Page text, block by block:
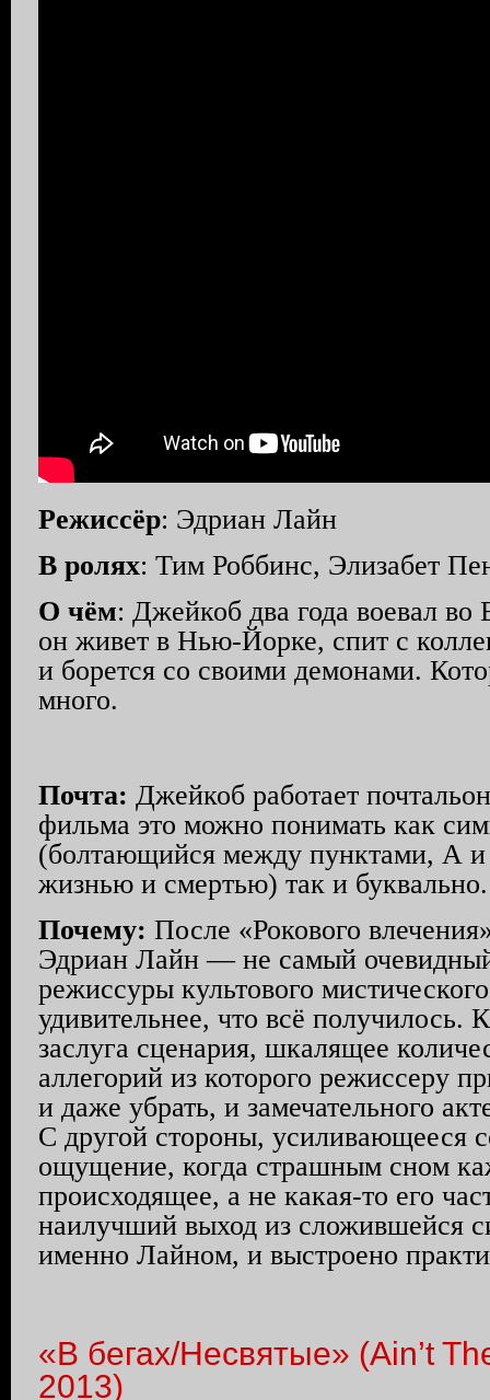
Режиссёр: Эдриан Лайн
В ролях: Тим Роббинс, Элизабет
О чём: Джейкоб два года воевал во
он живет в Нью-Йорке, спит с
и борется со своими демонами.
много.
Почта: Джейкоб работает
фильма это можно понимать как
(болтающийся между пунктами, А
жизнью и смертью) так и буквально.
Почему: После «Рокового
Эдриан Лайн — не самый
режиссуры культового
удивительнее, что всё получилось.
заслуга сценария, шкалящее
аллегорий из которого режиссеру
и даже убрать, и замечательного
С другой стороны, усиливающееся
ощущение, когда страшным сном
происходящее, а не какая-то его
наилучший выход из сложившейся
именно Лайном, и выстроено
«В бегах/Несвятые» (Ain’t
2013)